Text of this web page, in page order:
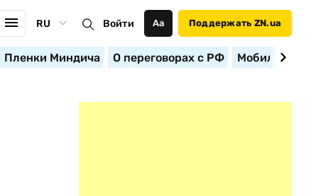
RU Войти Аа Поддержать ZN.ua
Пленки Миндича О переговорах с РФ